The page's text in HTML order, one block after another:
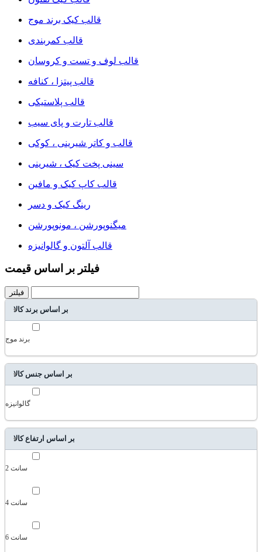
قالب کیک برند موج
قالب کمربندی
قالب لوف و تست و کروسان
قالب پیتزا ، کنافه
قالب پلاستیکی
قالب تارت و پای سیب
قالب و کاتر شیرینی ، کوکی
سینی پخت کیک ، شیرینی
قالب کاپ کیک و مافین
رینگ کیک و دسر
میگنوپورشن ، مونوپورشن
قالب آلتون و گالوانیزه
فیلتر بر اساس قیمت
فیلتر
بر اساس برند کالا
برند موج
بر اساس جنس کالا
گالوانیزه
بر اساس ارتفاع کالا
2 سانت
4 سانت
6 سانت